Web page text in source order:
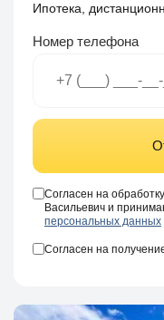
Ипотека,
Номер телефона
Согласен на
Васильевич и
персональных данных
Согласен на